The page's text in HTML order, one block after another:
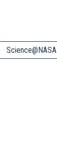
Science@NASA